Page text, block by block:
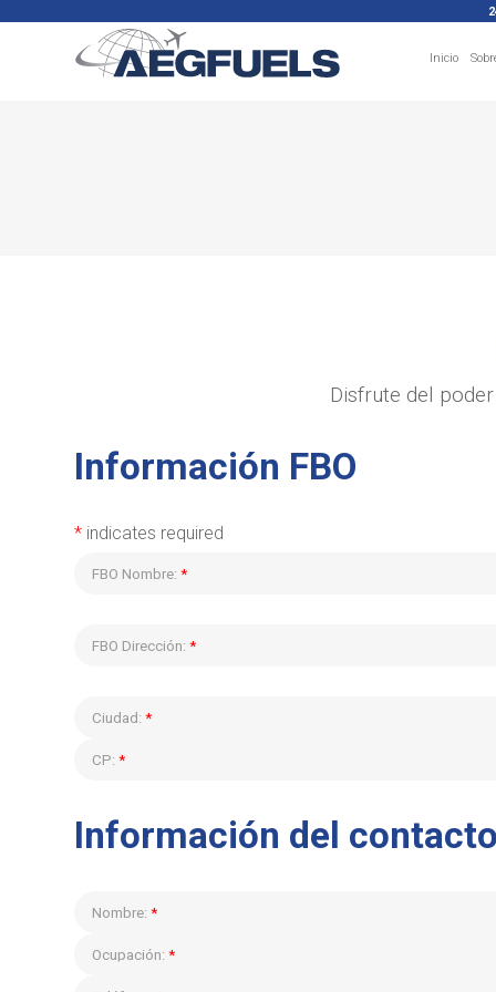
Inicio
Disfrute del
Información FBO
* indicates required
FBO Nombre:*
FBO Dirección:*
Ciudad:*
CP:*
Información del contacto
Nombre:*
Ocupación:*